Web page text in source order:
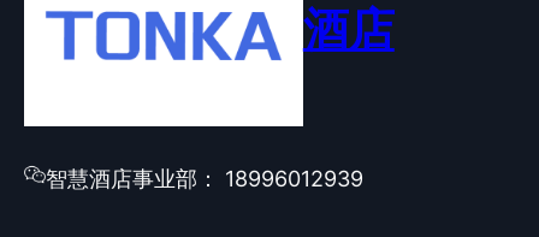
酒店
智慧酒店事业部： 18996012939